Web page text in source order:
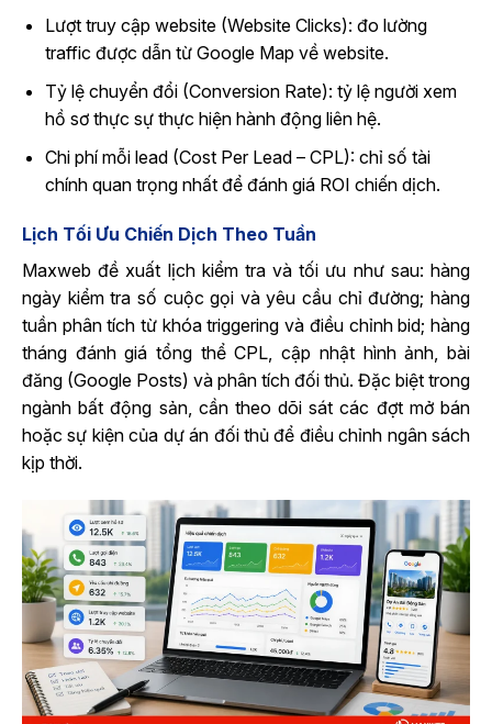
Lượt truy cập website (Website Clicks): đo lường
traffic được dẫn từ Google Map về website.
Tỷ lệ chuyển đổi (Conversion Rate): tỷ lệ người xem
hồ sơ thực sự thực hiện hành động liên hệ.
Chi phí mỗi lead (Cost Per Lead – CPL): chỉ số tài
chính quan trọng nhất để đánh giá ROI chiến dịch.
Lịch Tối Ưu Chiến Dịch Theo Tuần
Maxweb đề xuất lịch kiểm tra và tối ưu như sau: hàng
ngày kiểm tra số cuộc gọi và yêu cầu chỉ đường; hàng
tuần phân tích từ khóa triggering và điều chỉnh bid; hàng
tháng đánh giá tổng thể CPL, cập nhật hình ảnh, bài
đăng (Google Posts) và phân tích đối thủ. Đặc biệt trong
ngành bất động sản, cần theo dõi sát các đợt mở bán
hoặc sự kiện của dự án đối thủ để điều chỉnh ngân sách
kịp thời.